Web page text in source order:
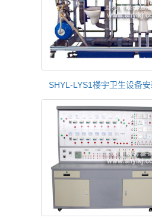
SHYL-LYS1楼宇卫生设备